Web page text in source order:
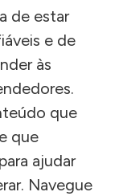
de estar
e de
às
que
que
ajudar
Navegue